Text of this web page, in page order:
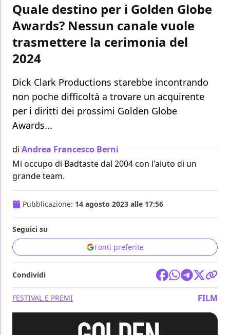
Quale destino per i Golden Globe
Awards? Nessun canale vuole
trasmettere la cerimonia del
2024
Dick Clark Productions starebbe incontrando
non poche difficoltà a trovare un acquirente
per i diritti dei prossimi Golden Globe
Awards...
di Andrea Francesco Berni
Mi occupo di Badtaste dal 2004 con l'aiuto di un
grande team.
Pubblicazione: 14 agosto 2023 alle 17:56
Seguici su
Fonti preferite
Condividi
FESTIVAL E PREMI FILM